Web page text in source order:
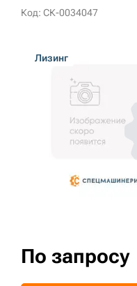
Код: СК-0034047
Лизинг
По запросу
Информация
3D тур по производству
3D тур по складам
+7 (499) 394-50-93